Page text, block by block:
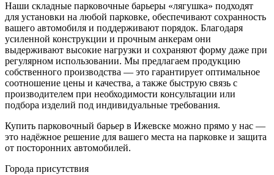
Наши складные парковочные барьеры «лягушка» подходят
для установки на любой парковке, обеспечивают сохранность
вашего автомобиля и поддерживают порядок. Благодаря
усиленной конструкции и прочным анкерам они
выдерживают высокие нагрузки и сохраняют форму даже при
регулярном использовании. Мы предлагаем продукцию
собственного производства — это гарантирует оптимальное
соотношение цены и качества, а также быструю связь с
производителем при необходимости консультации или
подбора изделий под индивидуальные требования.
Купить парковочный барьер в Ижевске можно прямо у нас —
это надёжное решение для вашего места на парковке и защита
от посторонних автомобилей.
Города присутствия